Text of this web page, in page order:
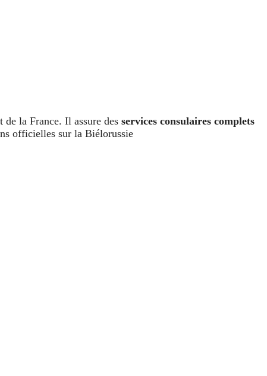
de la France. Il assure des services consulaires complets
officielles sur la Biélorussie